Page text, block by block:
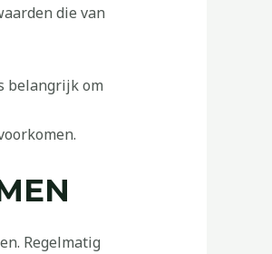
die van
belangrijk om
Regelmatig